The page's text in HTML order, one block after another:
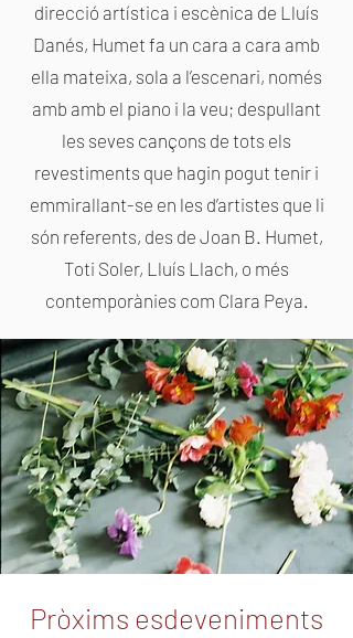
direcció artística i escènica de Lluís
Danés, Humet fa un cara a cara amb
ella mateixa, sola a l’escenari, només
amb amb el piano i la veu; despullant
les seves cançons de tots els
revestiments que hagin pogut tenir i
emmirallant-se en les d’artistes que li
són referents, des de Joan B. Humet,
Toti Soler, Lluís Llach, o més
contemporànies com Clara Peya.
Pròxims esdeveniments